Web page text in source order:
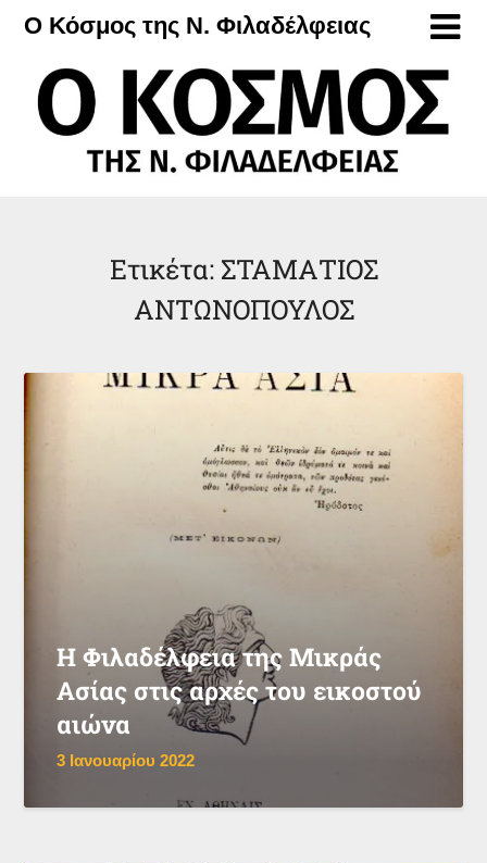
Μετάβαση
περιεχόμενο
Ο Κόσμος της Ν. Φιλαδέλφειας
Ετικέτα: ΣΤΑΜΑΤΙΟΣ
ΑΝΤΩΝΟΠΟΥΛΟΣ
Η Φιλαδέλφεια της Μικράς
Ασίας στις αρχές του εικοστού
αιώνα
3 Ιανουαρίου 2022